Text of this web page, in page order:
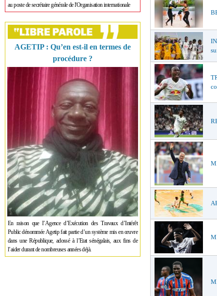
au poste de secrétaire générale de l'Organisation internationale
AGETIP : Qu’en est-il en termes de
procédure ?
En raison que l’Agence d’Exécution des Travaux d’Intérêt
Public dénommée Agetip fait partie d’un système mis en œuvre
dans une République, adossé à l’Etat sénégalais, aux fins de
l’aider durant de nombreuses années déjà.